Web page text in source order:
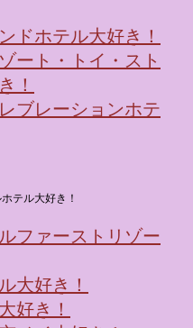
ドホテル大好き！
ート・トイ・スト
！
ブレーションホテ
テル大好き！
ファーストリゾー
大好き！
好き！